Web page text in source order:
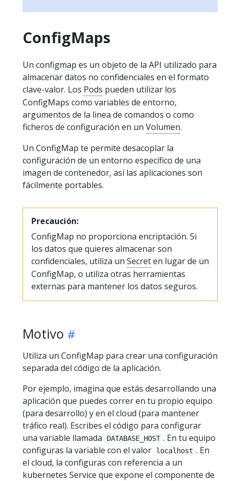
ConfigMaps
Un configmap es un objeto de la API utilizado para
almacenar datos no confidenciales en el formato
clave-valor. Los Pods pueden utilizar los
ConfigMaps como variables de entorno,
argumentos de la linea de comandos o como
ficheros de configuración en un Volumen.
Un ConfigMap te permite desacoplar la
configuración de un entorno específico de una
imagen de contenedor, así las aplicaciones son
fácilmente portables.
Precaución:
ConfigMap no proporciona encriptación. Si
los datos que quieres almacenar son
confidenciales, utiliza un Secreten lugar de un
ConfigMap, o utiliza otras herramientas
externas para mantener los datos seguros.
Motivo
Utiliza un ConfigMap para crear una configuración
separada del código de la aplicación.
Por ejemplo, imagina que estás desarrollando una
aplicación que puedes correr en tu propio equipo
(para desarrollo) y en el cloud (para mantener
tráfico real). Escribes el código para configurar
una variable llamada
DATABASE_HOST . En tu equipo
configuras la variable con el valor
localhost . En
el cloud, la configuras con referencia a un
kubernetes Service que expone el componente de